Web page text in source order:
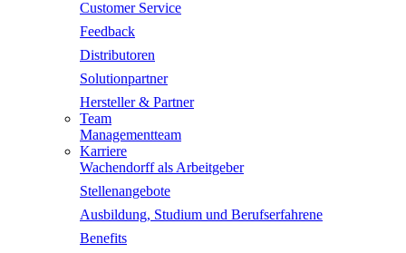
Customer Service
Feedback
Distributoren
Solutionpartner
Hersteller & Partner
Team
Managementteam
Karriere
Wachendorff als Arbeitgeber
Stellenangebote
Ausbildung, Studium und Berufserfahrene
Benefits